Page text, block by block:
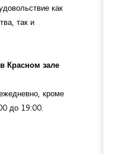
как
так и
Красном зале
кроме
до 19:00.